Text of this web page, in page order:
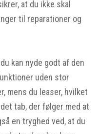
at du ikke skal
til reparationer og
kan nyde godt af den
uden stor
mens du leaser, hvilket
tab, der følger med at
en tryghed ved, at du